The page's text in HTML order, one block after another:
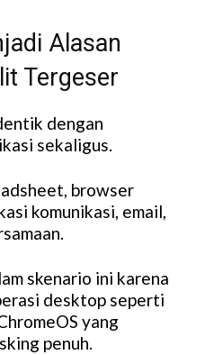
Alasan
Tergeser
dengan
sekaligus.
browser
komunikasi, email,
skenario ini karena
desktop seperti
yang
penuh.